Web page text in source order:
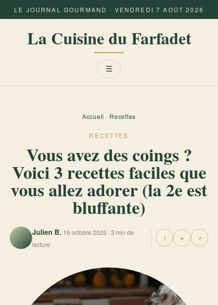
LE JOURNAL GOURMAND · VENDREDI 7 AOÛT 2026
La Cuisine du Farfadet
Menu
☰
Accueil · Recettes
RECETTES
Vous avez des coings ?
Voici 3 recettes faciles que
vous allez adorer (la 2e est
bluffante)
Julien B. 16 octobre 2025 · 3 min de
lecture
f ✦ ↗